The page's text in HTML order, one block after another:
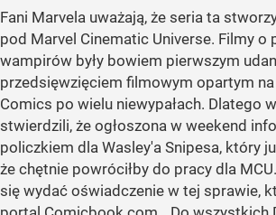
Fani Marvela uważają, że seria ta
pod Marvel Cinematic Universe. Filmy o
wampirów były bowiem pierwszym
przedsięwzięciem filmowym opartym
Comics po wielu niewypałach. Dlatego
stwierdzili, że ogłoszona w weekend
policzkiem dla Wasley'a Snipesa, który
że chętnie powróciłby do pracy dla
się wydać oświadczenie w tej sprawie,